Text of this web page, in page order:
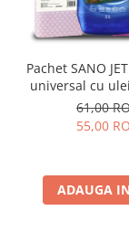
Pachet SANO
universal cu
accesorii de
61,00
55,00
ADAUGA